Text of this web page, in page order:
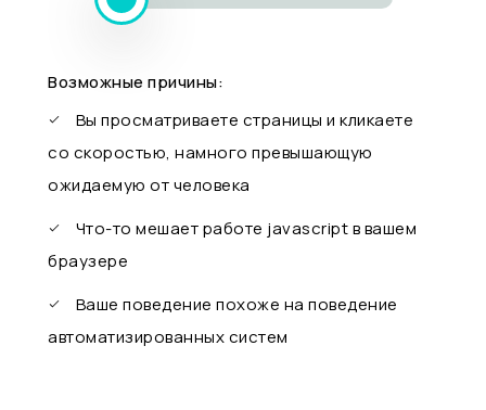
Возможные причины:
Вы просматриваете страницы и кликаете
со скоростью, намного превышающую
ожидаемую от человека
Что-то мешает работе javascript в вашем
браузере
Ваше поведение похоже на поведение
автоматизированных систем